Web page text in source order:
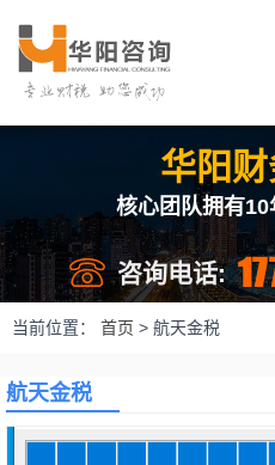
华阳
核心团队拥有
咨询电话:
当前位置： 首页 > 航天金税
航天金税